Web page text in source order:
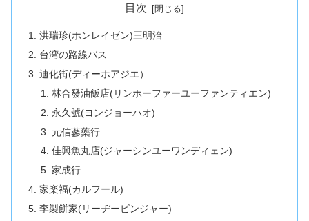
目次
洪瑞珍(ホンレイゼン)三明治
台湾の路線バス
迪化街(ディーホアジエ）
林合發油飯店(リンホーファーユーファンティエン)
永久號(ヨンジョーハオ)
元信蔘藥行
佳興魚丸店(ジャーシンユーワンディェン)
家成行
家楽福(カルフール)
李製餅家(リーヂービンジャー)